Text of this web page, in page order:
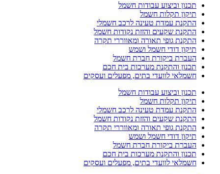
תכנון וביצוע עבודות חשמל
תיקון תקלות חשמל
התקנת עמדת טעינה לרכב חשמלי
התקנת שקעים והזזת נקודות חשמל
התקנת גופי תאורה ומאווררי תקרה
תיקון דודי חשמל ושמש
העברת ביקורת חברת חשמל
תכנון והתקנת מערכות בית חכם
חשמלאי לוועדי בתים, מפעלים ועסקים
תכנון וביצוע עבודות חשמל
תיקון תקלות חשמל
התקנת עמדת טעינה לרכב חשמלי
התקנת שקעים והזזת נקודות חשמל
התקנת גופי תאורה ומאווררי תקרה
תיקון דודי חשמל ושמש
העברת ביקורת חברת חשמל
תכנון והתקנת מערכות בית חכם
חשמלאי לוועדי בתים, מפעלים ועסקים